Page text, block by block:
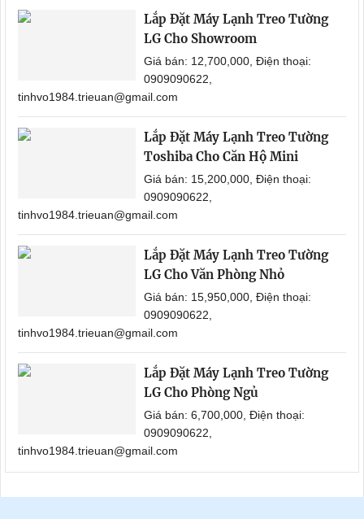
Lắp Đặt Máy Lạnh Treo Tường
LG Cho Showroom
Giá bán: 12,700,000, Điện thoại:
0909090622,
tinhvo1984.trieuan@gmail.com
Lắp Đặt Máy Lạnh Treo Tường
Toshiba Cho Căn Hộ Mini
Giá bán: 15,200,000, Điện thoại:
0909090622,
tinhvo1984.trieuan@gmail.com
Lắp Đặt Máy Lạnh Treo Tường
LG Cho Văn Phòng Nhỏ
Giá bán: 15,950,000, Điện thoại:
0909090622,
tinhvo1984.trieuan@gmail.com
Lắp Đặt Máy Lạnh Treo Tường
LG Cho Phòng Ngủ
Giá bán: 6,700,000, Điện thoại:
0909090622,
tinhvo1984.trieuan@gmail.com